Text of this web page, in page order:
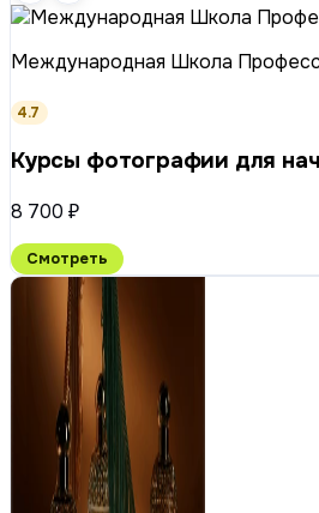
Международная Школа
4.7
Курсы фотографии для
8 700 ₽
Смотреть